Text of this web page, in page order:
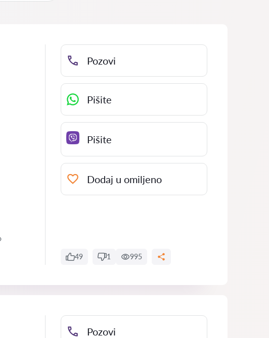
Pozovi
Pišite
Pišite
Dodaj u omiljeno
49 1 995
Pozovi